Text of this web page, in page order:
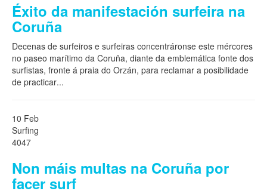
Éxito da manifestación surfeira na
Coruña
Decenas de surfeiros e surfeiras concentráronse este mércores
no paseo marítimo da Coruña, diante da emblemática fonte dos
surfistas, fronte á praia do Orzán, para reclamar a posibilidade
de practicar...
10 Feb
Surfing
4047
Non máis multas na Coruña por
facer surf